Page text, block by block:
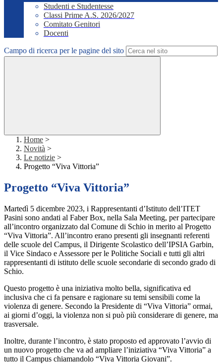
Studenti e Studentesse
Classi Prime A.S. 2026/2027
Comitato Genitori
Docenti
Campo di ricerca per le pagine del sito
Home >
Novità >
Le notizie >
Progetto “Viva Vittoria”
Progetto “Viva Vittoria”
Martedì 5 dicembre 2023, i Rappresentanti d’Istituto dell’ITET
Pasini sono andati al Faber Box, nella Sala Meeting, per partecipare
all’incontro organizzato dal Comune di Schio in merito al Progetto
“Viva Vittoria”. All’incontro erano presenti gli insegnanti referenti
delle scuole del Campus, il Dirigente Scolastico dell’IPSIA Garbin,
il Vice Sindaco e Assessore per le Politiche Sociali e tutti gli altri
rappresentanti di istituto delle scuole secondarie di secondo grado di
Schio.
Questo progetto è una iniziativa molto bella, significativa ed
inclusiva che ci fa pensare e ragionare su temi sensibili come la
violenza di genere. Secondo la Presidente di “Viva Vittoria” ormai,
ai giorni d’oggi, la violenza non si può più considerare di genere, ma
trasversale.
Inoltre, durante l’incontro, è stato proposto ed approvato l’avvio di
un nuovo progetto che va ad ampliare l’iniziativa “Viva Vittoria” a
tutto il Campus chiamandolo “Viva Vittoria Giovani”.